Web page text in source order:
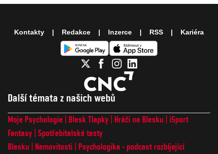
Další témata z našich webů
Moje Psychologie Blesk Tlapky Hráči na Blesku
iSport
Fantasy Spotřebitelské testy
Blesku
Nemovitosti
Psychologika - podcast rozbíjející
Kontakty Redakce Inzerce RSS Kariéra